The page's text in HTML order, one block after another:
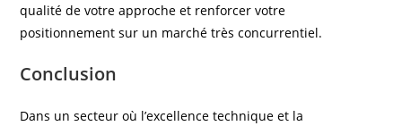
qualité de votre approche et renforcer votre
positionnement sur un marché très concurrentiel.
Conclusion
Dans un secteur où l’excellence technique et la